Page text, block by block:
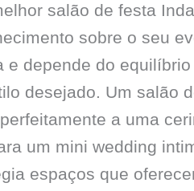
salão de festa
sobre o seu
e depende do
desejado. Um salão
a uma
um mini wedding
espaços que